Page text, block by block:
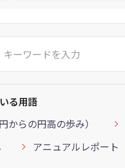
る用語
からの円高の歩み）
アニュアルレポート